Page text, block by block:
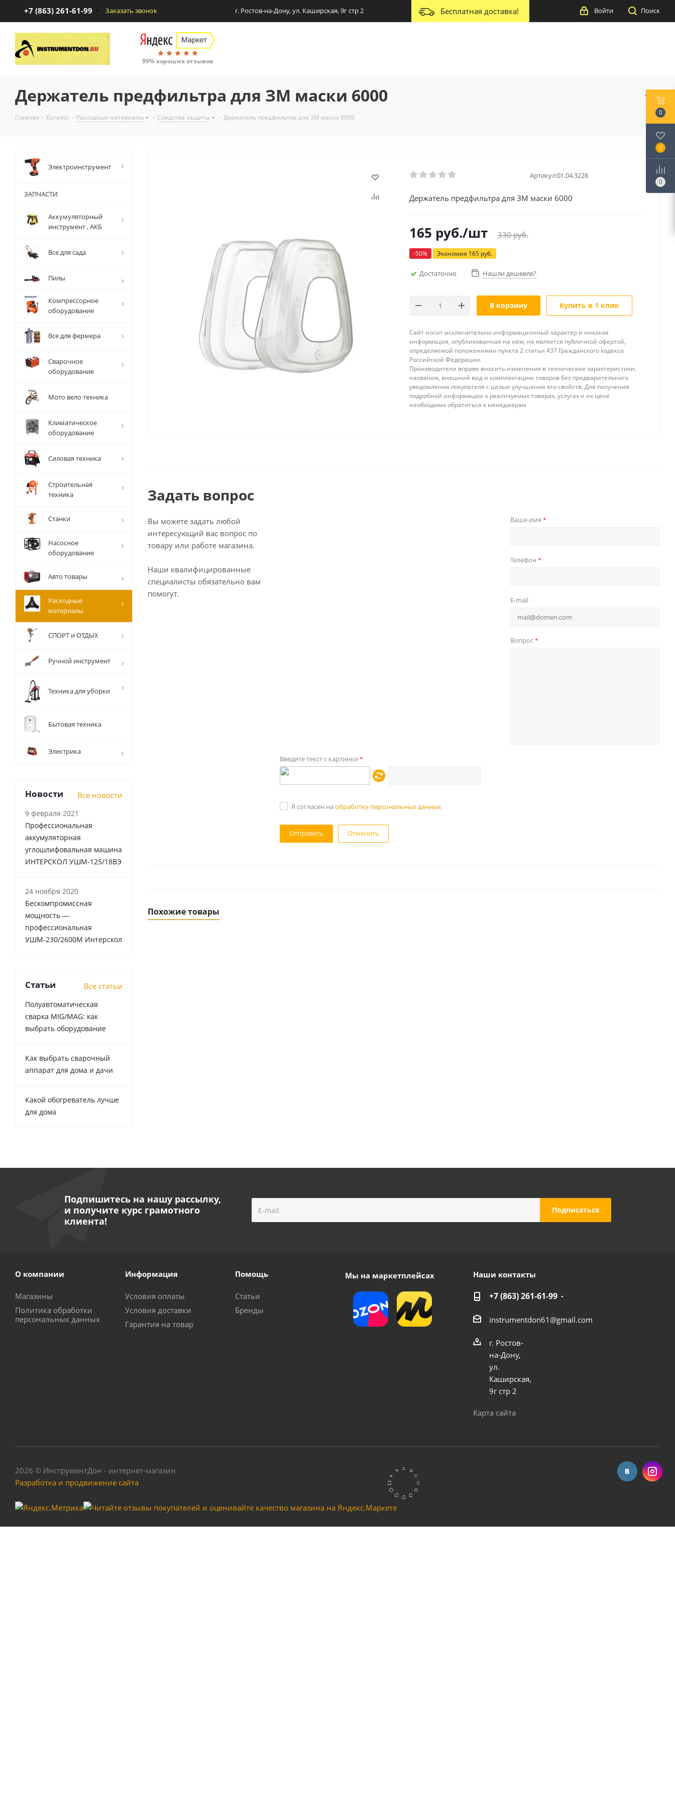
+7 (863) 261-61-99 Заказать звонок г. Ростов-на-Дону, ул. Каширская, 9г стр 2 Бесплатная доставка! Поиск
Войти
99% хороших отзывов
Держатель предфильтра для ЗМ маски 6000
Главная - Каталог - Расходные материалы - Средства защиты - Держатель предфильтра для ЗМ маски 6000
Артикул:01.04.3228
Держатель предфильтра для ЗМ маски 6000
165 руб./шт 330руб.
-50% Экономия 165 руб.
Достаточно Нашли дешевле?
В корзину Купить в 1 клик
Сайт носит исключительно информационный характер и никакая
информация, опубликованная на нём, не является публичной офертой,
определяемой положениями пункта 2 статьи 437 Гражданского кодекса
Российской Федерации.
Производители вправе вносить изменения в технические характеристики,
названия, внешний вид и комплектацию товаров без предварительного
уведомления покупателя с целью улучшения его свойств. Для получения
подробной информации о реализуемых товарах, услугах и их цене
необходимо обратиться к менеджерам
Задать вопрос
Вы можете задать любой
интересующий вас вопрос по
товару или работе магазина.
Наши квалифицированные
специалисты обязательно вам
помогут.
Ваше имя *
Телефон *
E-mail
Вопрос*
Введите текст с картинки *
Я согласен на обработку персональных данных
Отменить
Похожие товары
Держатель для ЗМ маски 6000 (10/500/50)
Достаточно Достаточно
Ремень для триммера ранцевый с защитой бедра, универсальный
Электроинструмент
ЗАПЧАСТИ
Аккумуляторный
инструмент , АКБ
Все для сада
Пилы
Компрессорное
оборудование
Все для фермера
Сварочное
оборудование
Мото вело техника
Климатическое
оборудование
Силовая техника
Строительная
техника
Станки
Насосное
оборудование
Авто товары
Расходные
материалы
СПОРТ и ОТДЫХ
Ручной инструмент
Техника для уборки
Бытовая техника
Электрика
Новости Все новости
9 февраля 2021
Профессиональная
аккумуляторная
углошлифовальная машина
ИНТЕРСКОЛ УШМ-125/18ВЭ
24 ноября 2020
Бескомпромиссная
мощность —
профессиональная
УШМ-230/2600М Интерскол
Статьи Все статьи
Полуавтоматическая
сварка MIG/MAG: как
выбрать оборудование
Как выбрать сварочный
аппарат для дома и дачи
Какой обогреватель лучше
для дома
Подпишитесь на нашу рассылку,
и получите курс грамотного
клиента!
О компании
Магазины
Политика обработки
персональных данных
Информация
Условия оплаты
Условия доставки
Гарантия на товар
Помощь
Статьи
Бренды
Мы на маркетплейсах Наши контакты
+7 (863) 261-61-99
instrumentdon61@gmail.com
г. Ростов-
на-Дону,
ул.
Каширская,
9г стр 2
Карта сайта
2026 © ИнструментДон - интернет-магазин
Разработка и продвижение сайта
0
0
0